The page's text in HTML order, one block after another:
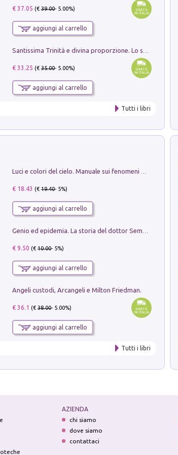
€ 37.05 (€39.00- 5.00%)
aggiungi al carrello
€ 33.25 (€35.00- 5.00%)
aggiungi al carrello
Tutti i libri
€ 18.43 (€19.40- 5%)
aggiungi al carrello
€ 9.50 (€10.00- 5%)
aggiungi al carrello
Angeli custodi, Arcangeli e Milton Friedman.
€ 36.1 (€38.00- 5.00%)
aggiungi al carrello
Tutti i libri
AZIENDA
chi siamo
dove siamo
contattaci